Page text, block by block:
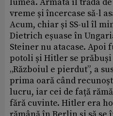
vreme și încercase să-l
Acum, chiar și SS-ul îl
Dietrich eșuase în
Steiner nu atacase. Apoi
potoli și Hitler se prăbuși
„Războiul e pierdut”, a
prima oară când
lucru, iar cei de față
fără cuvinte. Hitler era